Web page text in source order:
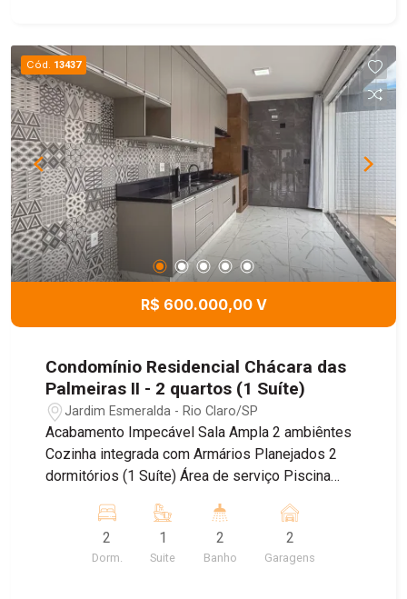
Cód. 13437
R$ 600.000,00 V
Condomínio Residencial Chácara das
Palmeiras II - 2 quartos (1 Suíte)
Jardim Esmeralda - Rio Claro/SP
Acabamento Impecável Sala Ampla 2 ambiêntes
Cozinha integrada com Armários Planejados 2
dormitórios (1 Suíte) Área de serviço Piscina
2
Dorm.
1
Suite
2
Banho
2
Garagens